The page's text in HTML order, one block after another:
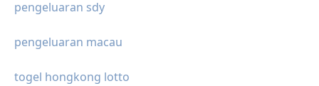
pengeluaran sdy
pengeluaran macau
togel hongkong lotto